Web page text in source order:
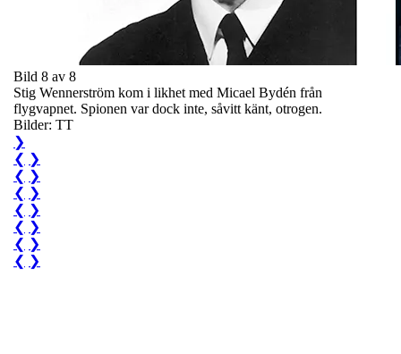
Bild 8 av 8
Stig Wennerström kom i likhet med Micael Bydén från
flygvapnet. Spionen var dock inte, såvitt känt, otrogen.
Bilder: TT
❯
❮ ❯
❮ ❯
❮ ❯
❮ ❯
❮ ❯
❮ ❯
❮ ❯